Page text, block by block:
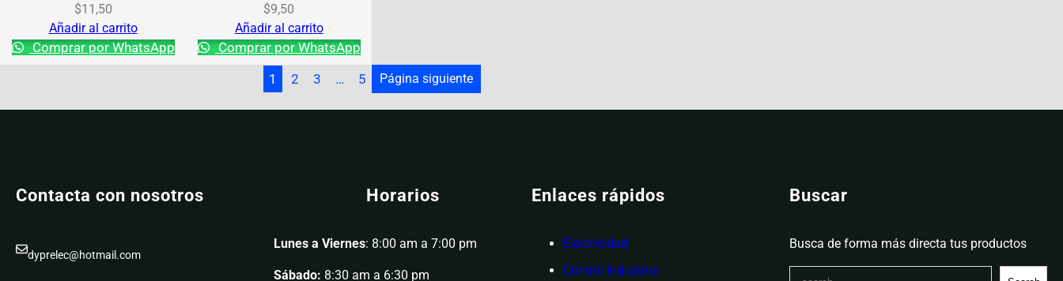
$11,50
Añadir al carrito
Comprar por WhatsApp
$9,50
Añadir al carrito
Comprar por WhatsApp
1
2 3 … 5 Página siguiente
Contacta con nosotros
dyprelec@hotmail.com
Horarios
Lunes a Viernes: 8:00 am a 7:00 pm
Sábado: 8:30 am a 6:30 pm
Enlaces rápidos
Electricidad
Control Industrial
Buscar
Busca de forma más directa tus productos